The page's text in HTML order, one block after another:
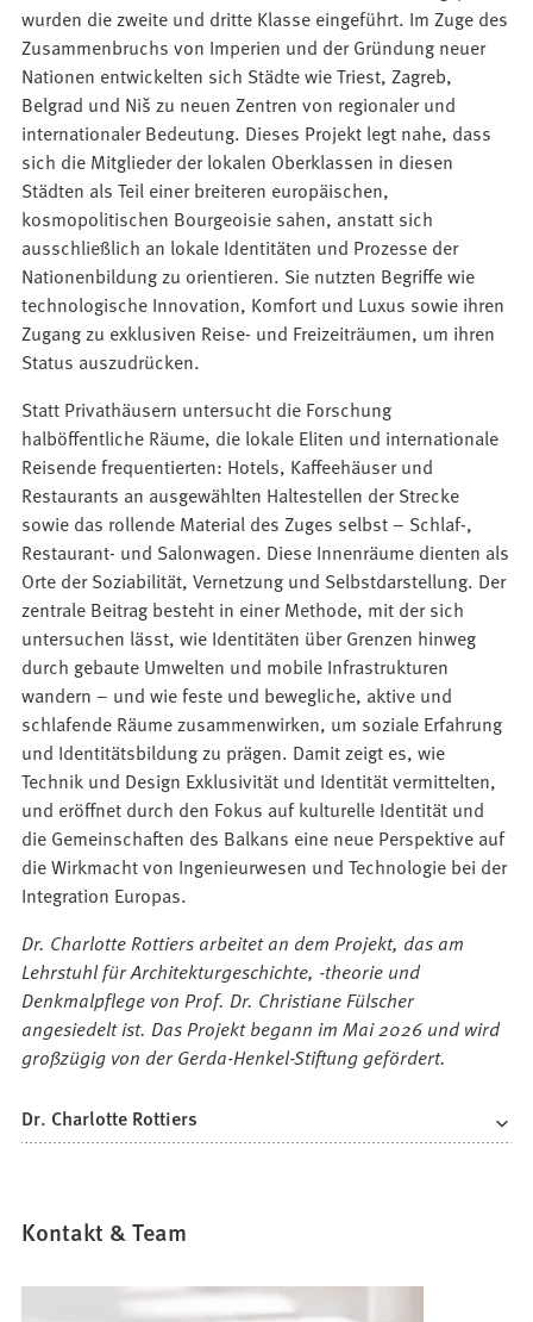
wurden die zweite und dritte Klasse eingeführt. Im Zuge des
Zusammenbruchs von Imperien und der Gründung neuer
Nationen entwickelten sich Städte wie Triest, Zagreb,
Belgrad und Niš zu neuen Zentren von regionaler und
internationaler Bedeutung. Dieses Projekt legt nahe, dass
sich die Mitglieder der lokalen Oberklassen in diesen
Städten als Teil einer breiteren europäischen,
kosmopolitischen Bourgeoisie sahen, anstatt sich
ausschließlich an lokale Identitäten und Prozesse der
Nationenbildung zu orientieren. Sie nutzten Begriffe wie
technologische Innovation, Komfort und Luxus sowie ihren
Zugang zu exklusiven Reise- und Freizeiträumen, um ihren
Status auszudrücken.
Statt Privathäusern untersucht die Forschung
halböffentliche Räume, die lokale Eliten und internationale
Reisende frequentierten: Hotels, Kaffeehäuser und
Restaurants an ausgewählten Haltestellen der Strecke
sowie das rollende Material des Zuges selbst – Schlaf-,
Restaurant- und Salonwagen. Diese Innenräume dienten als
Orte der Soziabilität, Vernetzung und Selbstdarstellung. Der
zentrale Beitrag besteht in einer Methode, mit der sich
untersuchen lässt, wie Identitäten über Grenzen hinweg
durch gebaute Umwelten und mobile Infrastrukturen
wandern – und wie feste und bewegliche, aktive und
schlafende Räume zusammenwirken, um soziale Erfahrung
und Identitätsbildung zu prägen. Damit zeigt es, wie
Technik und Design Exklusivität und Identität vermittelten,
und eröffnet durch den Fokus auf kulturelle Identität und
die Gemeinschaften des Balkans eine neue Perspektive auf
die Wirkmacht von Ingenieurwesen und Technologie bei der
Integration Europas.
Dr. Charlotte Rottiers arbeitet an dem Projekt, das am
Lehrstuhl für Architekturgeschichte, -theorie und
Denkmalpflege von Prof. Dr. Christiane Fülscher
angesiedelt ist. Das Projekt begann im Mai 2026 und wird
großzügig von der Gerda-Henkel-Stiftung gefördert.
Dr. Charlotte Rottiers
Kontakt & Team